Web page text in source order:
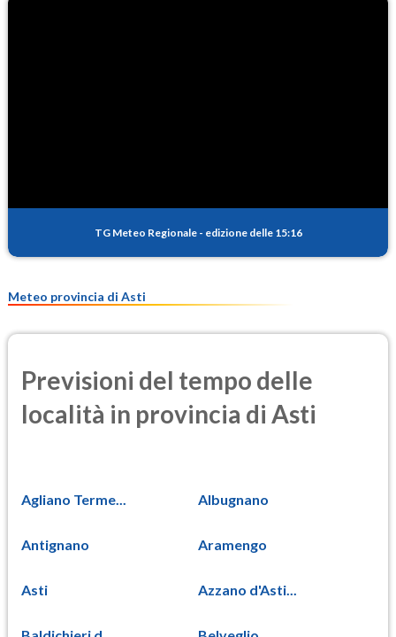
TG Meteo Regionale - edizione delle 15:16
Meteo provincia di Asti
Previsioni del tempo delle
località in provincia di Asti
Agliano Terme... Albugnano
Antignano Aramengo
Asti Azzano d'Asti...